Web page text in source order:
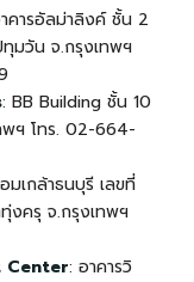
คารอัลม่าลิงค์ ชั้น 2
มวัน จ.กรุงเทพฯ
: BB Building ชั้น 10
พฯ โทร. 02-664-
มเกล้าธนบุรี เลขที่
งครุ จ.กรุงเทพฯ
Center: อาคารวิ